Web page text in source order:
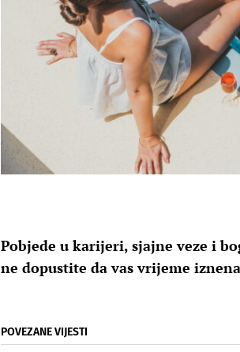
Pobjede u karijeri, sjajne veze i
ne dopustite da vas vrijeme
POVEZANE VIJESTI